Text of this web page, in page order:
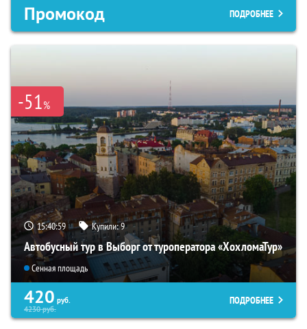
Промокод ПОДРОБНЕЕ
-51%
15:40:58 Купили:9
Автобусный тур в Выборг от туроператора «ХохломаТур»
Сенная площадь
420 руб.
4230руб.
ПОДРОБНЕЕ